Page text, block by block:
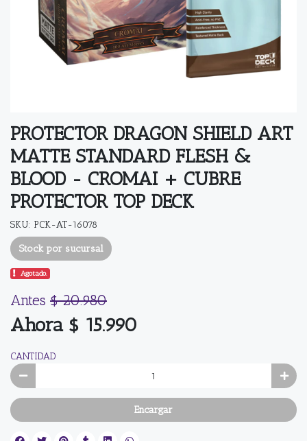
PROTECTOR DRAGON SHIELD ART
MATTE STANDARD FLESH &
BLOOD - CROMAI + CUBRE
PROTECTOR TOP DECK
SKU: PCK-AT-16078
Stock por sucursal
Agotado.
Antes $ 20.980
Ahora $ 15.990
CANTIDAD
Encargar